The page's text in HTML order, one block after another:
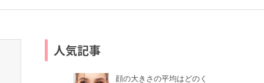
人気記事
顔の大きさの平均はどのく